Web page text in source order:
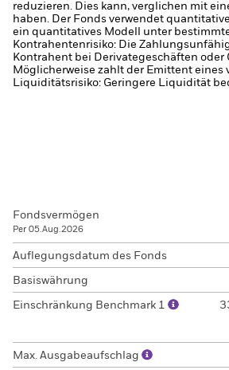
reduzieren. Dies kann, verglichen mit
haben. Der Fonds verwendet
ein quantitatives Modell unter
Kontrahentenrisiko: Die
Kontrahent bei Derivategeschäften
Möglicherweise zahlt der Emittent
Liquiditätsrisiko: Geringere Liquidität
Fondsvermögen
Per 05.Aug.2026
Auflegungsdatum des Fonds
Basiswährung
Einschränkung Benchmark 1
Max. Ausgabeaufschlag